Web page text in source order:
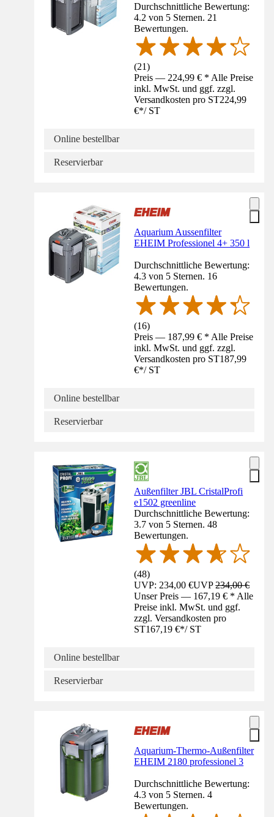
Durchschnittliche Bewertung:
4.2 von 5 Sternen. 21
Bewertungen.
(21)
Preis — 224,99 € * Alle Preise
inkl. MwSt. und ggf. zzgl.
Versandkosten pro ST224,99
€*/ ST
Online bestellbar
Reservierbar
Aquarium Aussenfilter
EHEIM Professionel 4+ 350 l
Durchschnittliche Bewertung:
4.3 von 5 Sternen. 16
Bewertungen.
(16)
Preis — 187,99 € * Alle Preise
inkl. MwSt. und ggf. zzgl.
Versandkosten pro ST187,99
€*/ ST
Online bestellbar
Reservierbar
Außenfilter JBL CristalProfi
e1502 greenline
Durchschnittliche Bewertung:
3.7 von 5 Sternen. 48
Bewertungen.
(48)
UVP: 234,00 €UVP234,00 €
Unser Preis — 167,19 € * Alle
Preise inkl. MwSt. und ggf.
zzgl. Versandkosten pro
ST167,19 €*/ ST
Online bestellbar
Reservierbar
Aquarium-Thermo-Außenfilter
EHEIM 2180 professionel 3
Durchschnittliche Bewertung:
4.3 von 5 Sternen. 4
Bewertungen.